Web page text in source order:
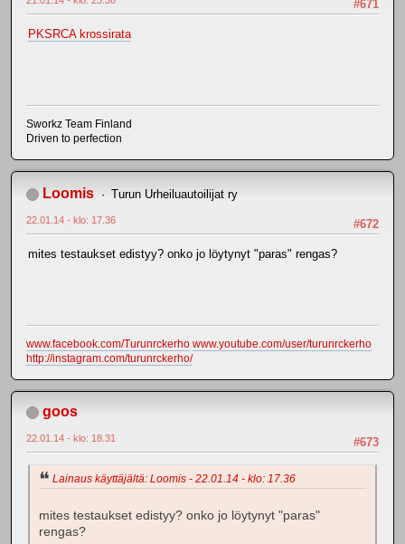
#671
PKSRCA krossirata
Sworkz Team Finland
Driven to perfection
Loomis Turun Urheiluautoilijat ry
#672
22.01.14 - klo: 17.36
mites testaukset edistyy? onko jo löytynyt "paras" rengas?
www.facebook.com/Turunrckerho www.youtube.com/user/turunrckerho
http://instagram.com/turunrckerho/
goos
#673
22.01.14 - klo: 18.31
Lainaus käyttäjältä: Loomis - 22.01.14 - klo: 17.36
mites testaukset edistyy? onko jo löytynyt "paras"
rengas?